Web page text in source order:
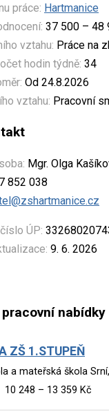
práce: Hartmanice
37 500 – 48
vztahu: Práce na
hodin týdně: 34
Od 24.8.2026
vztahu: Pracovní
Mgr. Olga
852 038
ÚP:
9. 6. 2026
nabídky
ZŠ 1.STUPEŇ
a mateřská škola
10 248 – 13 359 Kč